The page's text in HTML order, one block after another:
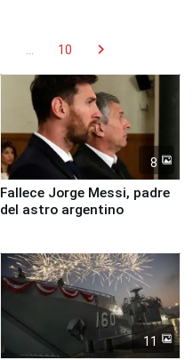
10 chevron_right
8
Fallece Jorge Messi, padre
del astro argentino
11